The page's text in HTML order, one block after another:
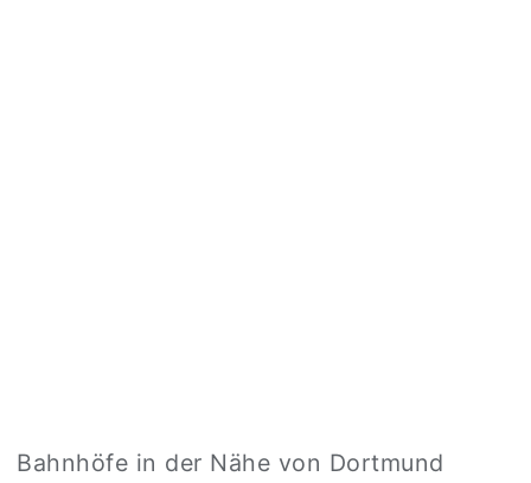
Bahnhöfe in der Nähe von Dortmund